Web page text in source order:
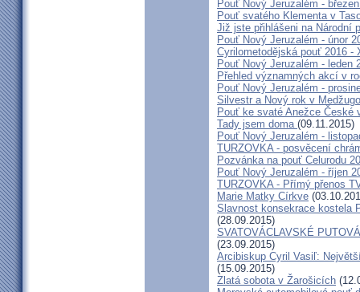
Pouť Nový Jeruzalém -
Pouť svatého Klementa v
Již jste přihlášeni na Národní
Pouť Nový Jeruzalém - únor
Cyrilometodějská pouť 2016 -
Pouť Nový Jeruzalém - leden
Přehled významných akcí v
Pouť Nový Jeruzalém -
Silvestr a Nový rok v
Pouť ke svaté Anežce České
Tady jsem doma (09.11.2015)
Pouť Nový Jeruzalém -
TURZOVKA - posvěcení
Pozvánka na pouť Celurodu
Pouť Nový Jeruzalém - říjen
TURZOVKA - Přímý přenos
Marie Matky Církve
Slavnost konsekrace kostela
(28.09.2015)
SVATOVÁCLAVSKÉ
(23.09.2015)
Arcibiskup Cyril Vasiľ:
(15.09.2015)
Zlatá sobota v Žarošicích